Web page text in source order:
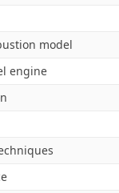
model
engine